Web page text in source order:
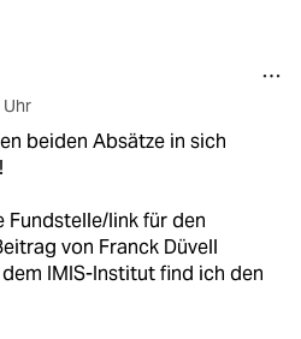
Uhr
beiden Absätze in sich
Fundstelle/link für den
von Franck Düvell
IMIS-Institut find ich den